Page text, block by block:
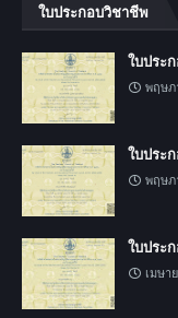
ใบประกอบวิชาชีพ
ใบประ
พฤษ
ใบประ
พฤษ
ใบประ
เมษา